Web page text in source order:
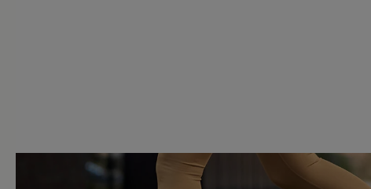
2 von 2 Bewertungen